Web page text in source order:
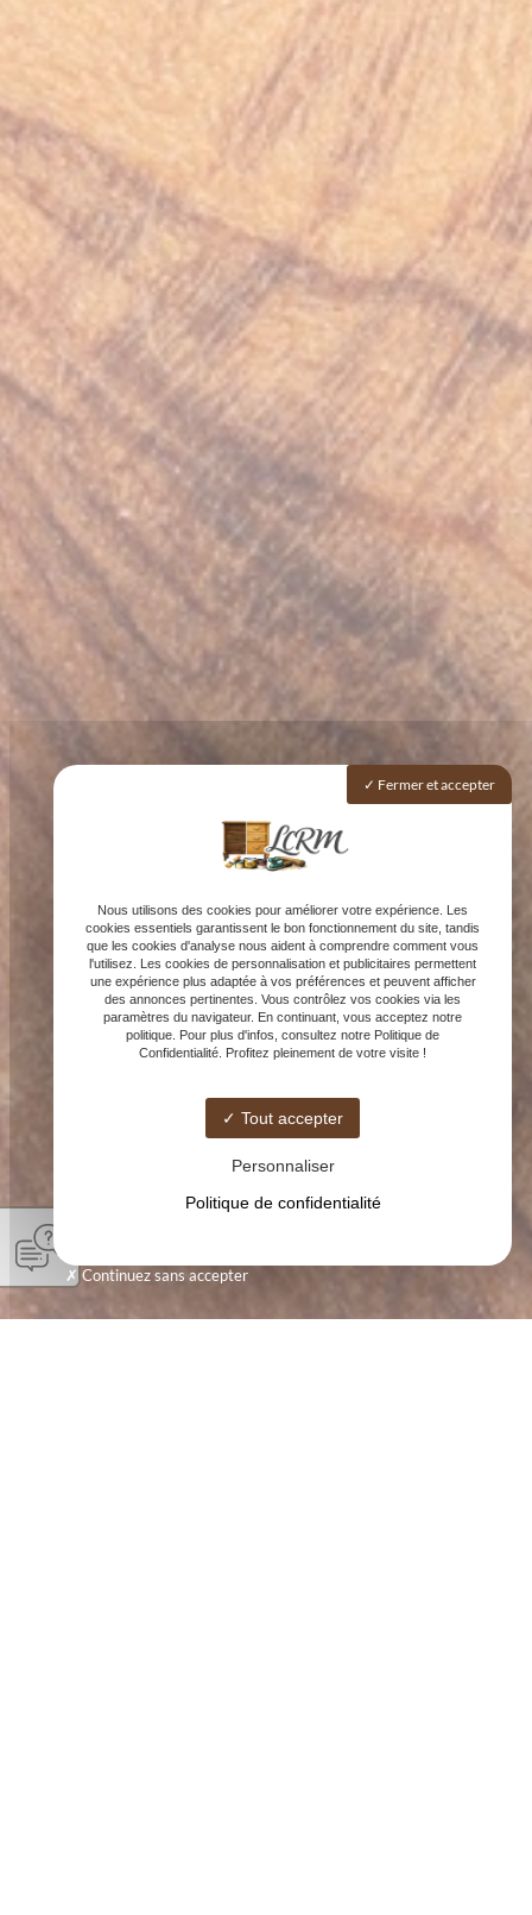
Fermer et accepter
Nous utilisons des cookies pour améliorer votre expérience. Les
cookies essentiels garantissent le bon fonctionnement du site, tandis
que les cookies d'analyse nous aident à comprendre comment vous
l'utilisez. Les cookies de personnalisation et publicitaires permettent
une expérience plus adaptée à vos préférences et peuvent afficher
des annonces pertinentes. Vous contrôlez vos cookies via les
paramètres du navigateur. En continuant, vous acceptez notre
politique. Pour plus d'infos, consultez notre Politique de
Confidentialité. Profitez pleinement de votre visite !
Tout accepter
Personnaliser
Politique de confidentialité
Continuez sans accepter